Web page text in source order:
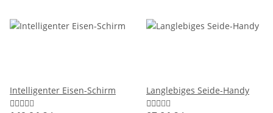
Intelligenter Eisen-Schirm Langlebiges Seide-Handy